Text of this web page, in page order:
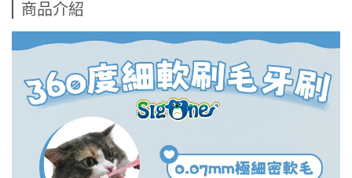
商品介紹